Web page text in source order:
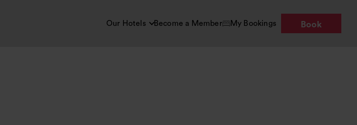
Our Hotels Become a Member My Bookings Book